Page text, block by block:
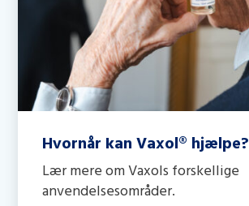
Hvornår kan Vaxol® hjælpe?
Lær mere om Vaxols forskellige
anvendelsesområder.